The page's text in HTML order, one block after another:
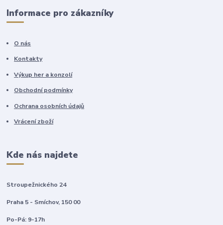
Informace pro zákazníky
O nás
Kontakty
Výkup her a konzolí
Obchodní podmínky
Ochrana osobních údajů
Vrácení zboží
Kde nás najdete
Stroupežnického 24
Praha 5 - Smíchov, 150 00
Po-Pá: 9-17h